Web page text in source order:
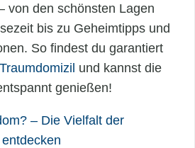
von den schönsten Lagen
bis zu Geheimtipps und
So findest du garantiert
Traumdomizil und kannst die
genießen!
– Die Vielfalt der